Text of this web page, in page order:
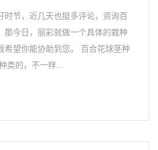
时节，近几天也挺多评论，资询百
那今日，丽彩就做一个具体的栽种
希望你能协助到您。 百合花球茎种
类的，不一样...